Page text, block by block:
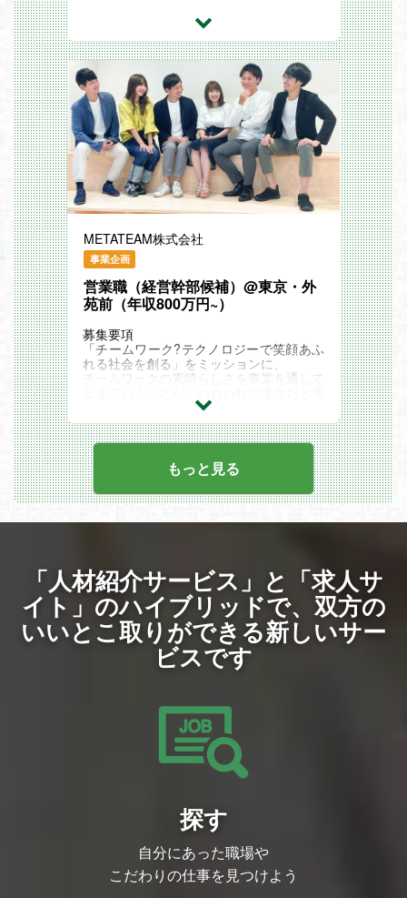
本ポジションは、その成長戦略をCEO直
下で牽引する事業開発本部の中核メンバー
としての募集です。
事業拡大に伴い、将来的に当社の成長を牽
引する中核人材候補を募集します。
M&Aや事業開発の経験は問いません。意
欲とポテンシャルを重視します。
主体的に学びながら、事業づくりに挑戦し
たい方を歓迎します。
幅広い領域にチャレンジすることができま
日本にいながら海外メンバーと密に連携
し、グローバルに働けるポジションです。
業務内容
海外拠点の人事企画・制度・労務領域に関
するプロジェクト推進/運用を担っていた
だきます。
海外の労務体制・ガバナンス強化
海外拠点における労務体制およびガバナン
ス強化のリード
海外拠点の人事企画機能（報酬・評価・福
利厚生・人事制度等）
海外拠点における評価・報酬制度の設計/
福利厚生制度の企画・設計、運用設計
海外拠点管理（労務ガバナンスの設計・運
用支援 など）
海外子会社のPMIプロセスの実行
M&A後の人事関連施策全般の推進（具体
的には、バックオフィスオペレーション・
制度統合・カルチャー統合の計画策定・推
進）
海外拠点立ち上げ（オペレーション設計含
む）
ち上げの意思決定フェーズから参画し、オ
ペレーション/制度の設計・整備を推進
オペレーション
グローバルベンダーの統合・最適化
駐在員関連の手続き（給与計算・異動等）
などグローバルモビリティのプロセス整
備・実行
必須要件
日本語ネイティブレベル
以下いずれかの領域で5年以上の実務経験
給与計算・労務オペレーション設計運用な
どの労務領域
海外子会社の管理業務（主にガバナンス・
リスク管理）
多様な文化・価値観のある環境で、関係者
と合意形成しながら推進できる方
グローバルに展開する企業での人事企画/
制度運用経験（Global HR、C&B、HRBP
PMIや制度統合のプロジェクト経験
プロジェクトオーナーやピープルマネジメ
ント、その他類する経験
多様な価値観のメンバーが協働することが
求められる環境での就労経験
異文化環境に対する理解・受容性があり、
前提を揃えながらコミュニケーションでき
METATEAM株式会社
事業企画
営業職（経営幹部候補）@東京・外
苑前（年収800万円~）
募集要項
「チームワーク?テクノロジーで笑顔あふ
れる社会を創る」をミッションに、
チームワークの素晴らしさを事業を通して
その実現に向けて、現在 当社はDXチーム
開発のリーディングカンパニーとなるべ
く、
グループ経営やグローバル展開の拡大も視
野に入れながら、さらなる事業拡大に向け
た重要な成長ステージに突入しておりま
直近、3期連続で売上高・従業員数ともに
ております。
この飛躍フェーズにおいて、事業拡大の鍵
を握るのが"営業"です。
会社のさらなる加速度的な成長を実現する
ためにも、"少数精鋭チームを牽引するリ
ーダー" や "事業をリードする事業責任者"
ゆくゆく会社の未来を創造いただけるよう
日本を代表する大手クライアントを中心
に、DX（デジタルを活用した新ビジネ
ス）の提案や、
DXを推進するチーム・人材の提案など、
・IT人財でのソリューション提案（1名～
数十名のチーム単位で提案）
・IT人財との連携（在籍エンジニア/コン
サルタントとの連携）
・新規顧客獲得、顧客深耕
もっと見る
「人材紹介サービス」と「求人サ
イト」のハイブリッドで、双方の
いいとこ取りができる新しいサー
ビスです
探す
自分にあった職場や
こだわりの仕事を見つけよう